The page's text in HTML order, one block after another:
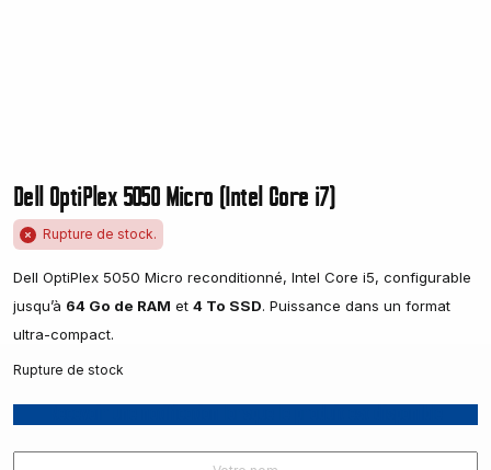
Dell OptiPlex 5050 Micro (Intel Core i7)
Rupture de stock.
Dell OptiPlex 5050 Micro reconditionné, Intel Core i5, configurable
jusqu’à 64 Go de RAM et 4 To SSD. Puissance dans un format
ultra-compact.
Rupture de stock